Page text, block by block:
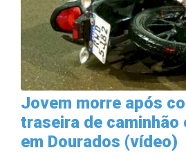
Jovem morre após
traseira de caminhão
em Dourados (vídeo)